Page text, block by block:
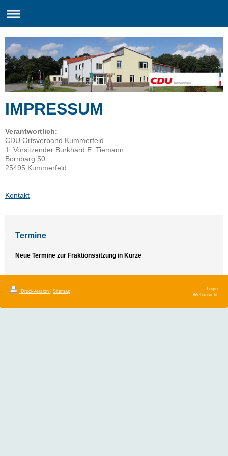
IMPRESSUM
Verantwortlich:
CDU Ortsverband Kummerfeld
1. Vorsitzender Burkhard E. Tiemann
Bornbarg 50
25495 Kummerfeld
Kontakt
Termine
Neue Termine zur Fraktionssitzung in Kürze
Druckversion Sitemap
Login
Webansicht